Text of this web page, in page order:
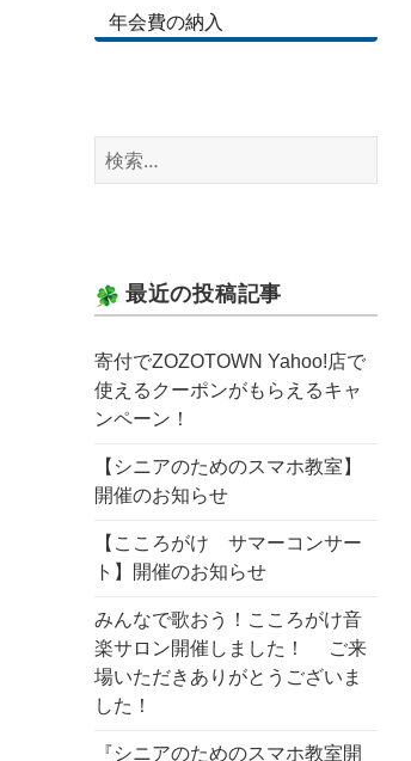
年会費の納入
検
最近の投稿記事
寄付でZOZOTOWN Yahoo!店で
使えるクーポンがもらえるキャ
ンペーン！
【シニアのためのスマホ教室】
開催のお知らせ
【こころがけ サマーコンサー
ト】開催のお知らせ
みんなで歌おう！こころがけ音
楽サロン開催しました！ ご来
場いただきありがとうございま
した！
『シニアのためのスマホ教室開